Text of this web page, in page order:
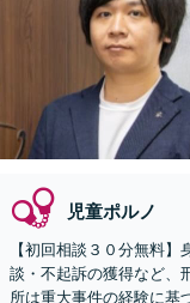
児童ポルノ
【初回相談３０分無料
談・不起訴の獲得など、
所は重大事件の経験に基